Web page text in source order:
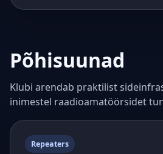
Põhisuunad
Klubi arendab praktilist
inimestel raadioamatöörsidet
Repeaters